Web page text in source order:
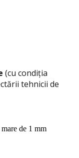
(cu condiția
tehnicii de
de 1 mm